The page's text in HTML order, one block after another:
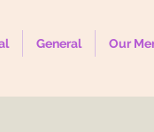
General